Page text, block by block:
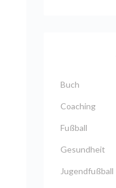
Buch
Coaching
Fußball
Gesundheit
Jugendfußball